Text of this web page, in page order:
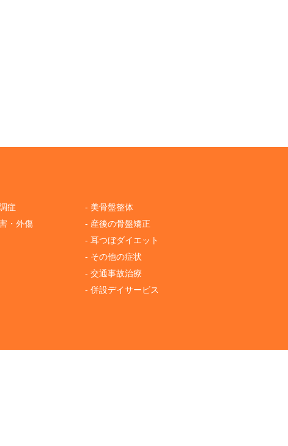
症
・外傷
- 美骨盤整体
- 産後の骨盤矯正
- 耳つぼダイエット
- その他の症状
- 交通事故治療
- 併設デイサービス